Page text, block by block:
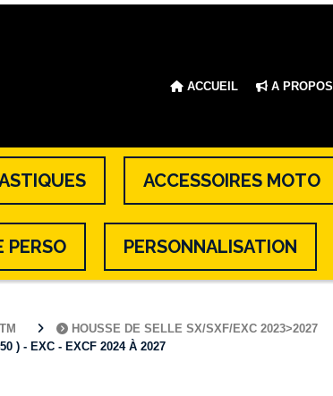
ACCUEIL A PROPOS
ACCESSOIRES MOTO
PERSO PERSONNALISATION
HOUSSE DE SELLE SX/SXF/EXC 2023>2027
) - EXC - EXCF 2024 À 2027